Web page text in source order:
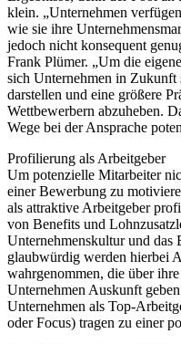
klein. „Unternehmen
wie sie ihre
jedoch nicht konsequent
Frank Plümer. „Um die
sich Unternehmen in Zukunft
darstellen und eine größere
Wettbewerbern abzuheben.
Wege bei der Ansprache
Profilierung als Arbeitgeber
Um potenzielle Mitarbeiter
einer Bewerbung zu
als attraktive Arbeitgeber
von Benefits und
Unternehmenskultur und das
glaubwürdig werden hierbei
wahrgenommen, die über
Unternehmen Auskunft
Unternehmen als Top-
oder Focus) tragen zu einer